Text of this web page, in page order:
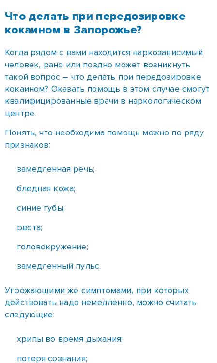
кокаином? Оказать помощь в этом случае смогут
квалифицированные врачи в наркологическом
Понять, что необходима помощь можно по ряду
признаков:
замедленная речь;
бледная кожа;
синие губы;
действовать надо немедленно, можно считать
следующие:
хрипы во время дыхания;
потеря сознания;
пульс не прощупывается;